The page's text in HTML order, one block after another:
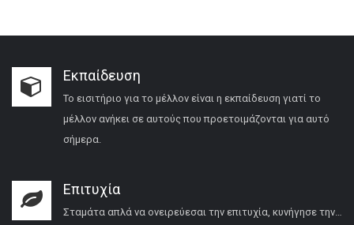
Εκπαίδευση
Το εισιτήριο για το μέλλον είναι η εκπαίδευση γιατί το
μέλλον ανήκει σε αυτούς που προετοιμάζονται για αυτό
σήμερα.
Επιτυχία
Σταμάτα απλά να ονειρεύεσαι την επιτυχία, κυνήγησε την…